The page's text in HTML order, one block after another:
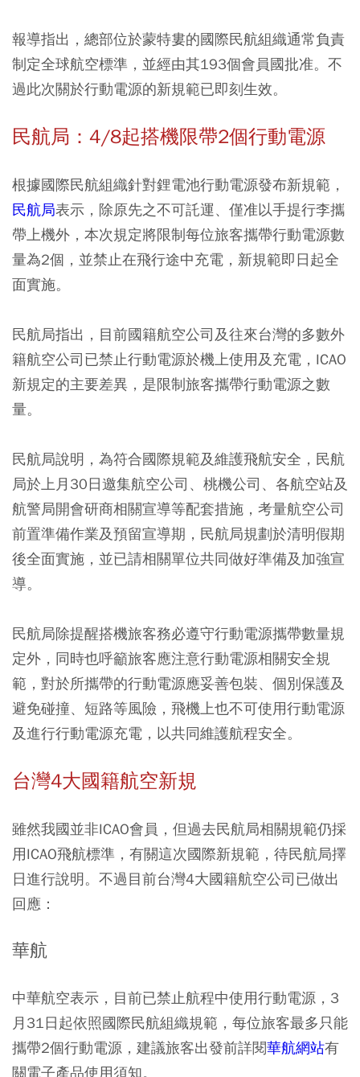
報導指出，總部位於蒙特婁的國際民航組織通常負責
制定全球航空標準，並經由其193個會員國批准。不
過此次關於行動電源的新規範已即刻生效。
民航局：4/8起搭機限帶2個行動電源
根據國際民航組織針對鋰電池行動電源發布新規範，
民航局表示，除原先之不可託運、僅准以手提行李攜
帶上機外，本次規定將限制每位旅客攜帶行動電源數
量為2個，並禁止在飛行途中充電，新規範即日起全
面實施。
民航局指出，目前國籍航空公司及往來台灣的多數外
籍航空公司已禁止行動電源於機上使用及充電，ICAO
新規定的主要差異，是限制旅客攜帶行動電源之數
量。
民航局說明，為符合國際規範及維護飛航安全，民航
局於上月30日邀集航空公司、桃機公司、各航空站及
航警局開會研商相關宣導等配套措施，考量航空公司
前置準備作業及預留宣導期，民航局規劃於清明假期
後全面實施，並已請相關單位共同做好準備及加強宣
導。
民航局除提醒搭機旅客務必遵守行動電源攜帶數量規
定外，同時也呼籲旅客應注意行動電源相關安全規
範，對於所攜帶的行動電源應妥善包裝、個別保護及
避免碰撞、短路等風險，飛機上也不可使用行動電源
及進行行動電源充電，以共同維護航程安全。
台灣4大國籍航空新規
雖然我國並非ICAO會員，但過去民航局相關規範仍採
用ICAO飛航標準，有關這次國際新規範，待民航局擇
日進行說明。不過目前台灣4大國籍航空公司已做出
回應：
華航
中華航空表示，目前已禁止航程中使用行動電源，3
月31日起依照國際民航組織規範，每位旅客最多只能
攜帶2個行動電源，建議旅客出發前詳閱華航網站有
關電子產品使用須知。